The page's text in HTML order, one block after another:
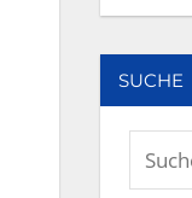
SUCHE
Suchen